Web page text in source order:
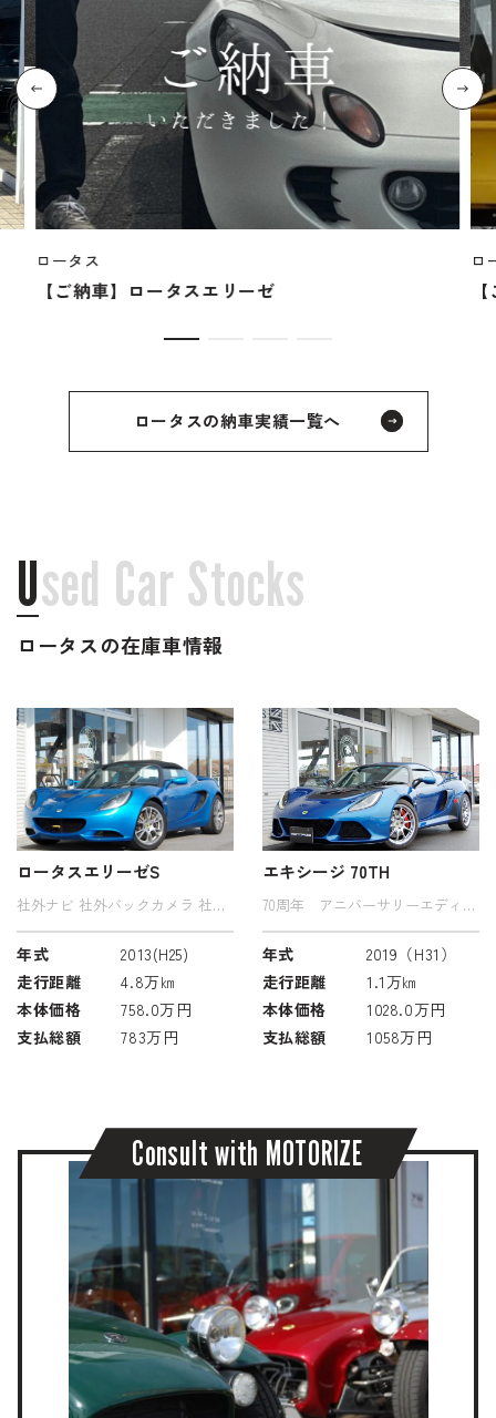
ロータス
【ご納車】ロータスエリーゼ
ロ
ロータスの納車実績一覧へ
Used Car Stocks
ロータスの在庫車情報
ロータスエリーゼS
社外ナビ 社外バックカメラ 社外
年式
2013(H25)
走行距離
4.8万㎞
本体価格
758.0万円
支払総額
783万円
エキシージ 70TH
70周年 アニバーサリーエディシ
ナビゲーション ETC オートク
ルーズ レッドキャリパー 日本
16台限定 カーボンスポーツシー
ト アルカンタラステアリング
年式
2019（H31）
走行距離
1.1万㎞
本体価格
1028.0万円
支払総額
1058万円
Consultwith MOTORIZE